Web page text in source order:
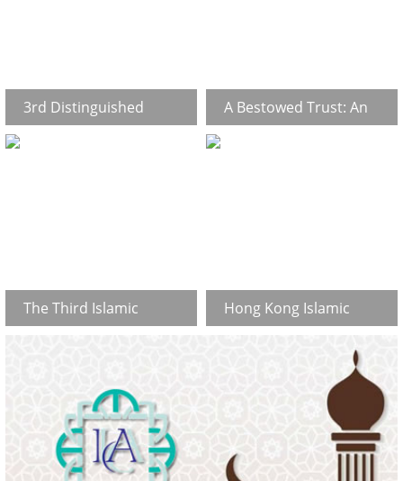
3rd Distinguished
A Bestowed Trust: An
The Third Islamic
Hong Kong(CUHK)
ended
Hong Kong Islamic